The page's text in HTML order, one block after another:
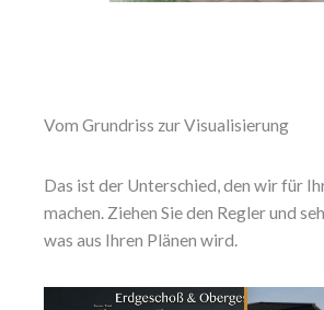
Vom Grundriss zur Visualisierung
Das ist der Unterschied, den wir für
machen. Ziehen Sie den Regler und
was aus Ihren Plänen wird.